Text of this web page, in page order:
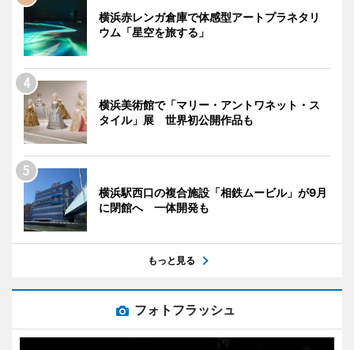
横浜赤レンガ倉庫で体感型アートプラネタリ
ウム「星空を旅する」
横浜美術館で「マリー・アントワネット・ス
タイル」展 世界初公開作品も
横浜駅西口の複合施設「相鉄ムービル」が9月
に閉館へ 一体開発も
もっと見る
フォトフラッシュ